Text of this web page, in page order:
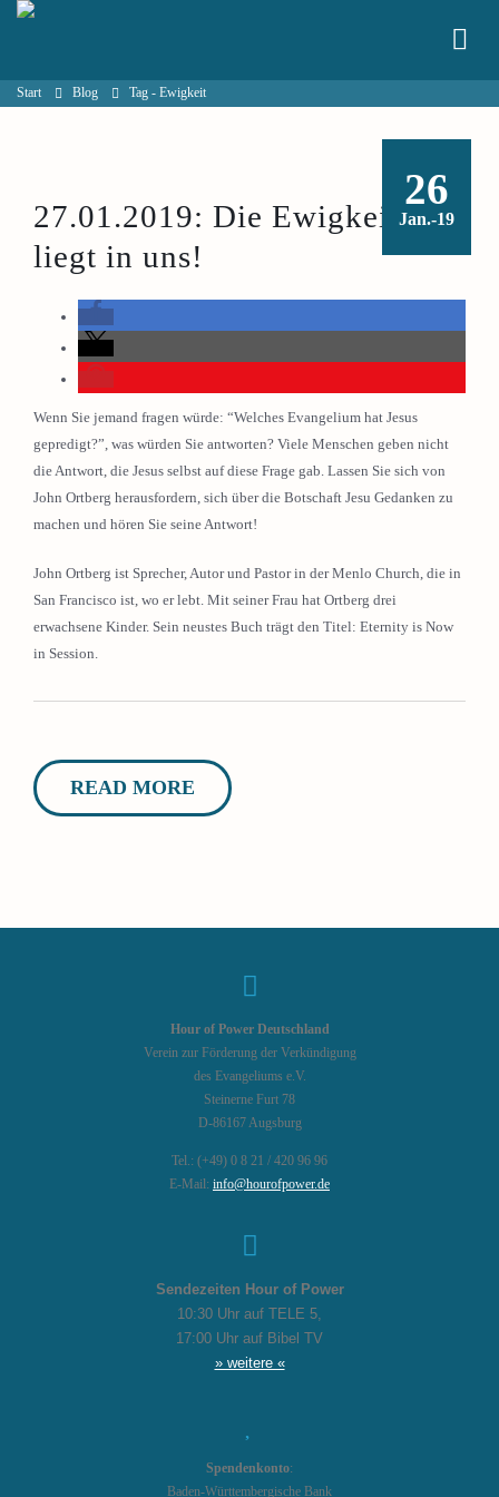
Start Blog Tag - Ewigkeit
26
Jan.-19
27.01.2019: Die Ewigkeit
liegt in uns!
Wenn Sie jemand fragen würde: “Welches Evangelium hat Jesus
gepredigt?”, was würden Sie antworten? Viele Menschen geben nicht
die Antwort, die Jesus selbst auf diese Frage gab. Lassen Sie sich von
John Ortberg herausfordern, sich über die Botschaft Jesu Gedanken zu
machen und hören Sie seine Antwort!
John Ortberg ist Sprecher, Autor und Pastor in der Menlo Church, die in
San Francisco ist, wo er lebt. Mit seiner Frau hat Ortberg drei
erwachsene Kinder. Sein neustes Buch trägt den Titel: Eternity is Now
in Session.
READ MORE
Hour of Power Deutschland
Verein zur Förderung der Verkündigung
des Evangeliums e.V.
Steinerne Furt 78
D-86167 Augsburg
Tel.: (+49) 0 8 21 / 420 96 96
E-Mail: info@hourofpower.de
Sendezeiten Hour of Power
10:30 Uhr auf TELE 5,
17:00 Uhr auf Bibel TV
» weitere «
Spendenkonto:
Baden-Württembergische Bank